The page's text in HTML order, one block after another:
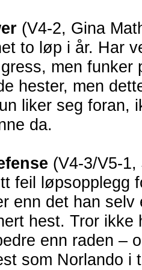
(V4-2, Gina
to løp i år. Har
men funker
hester, men
liker seg foran,
da.
(V4-3/V5-1,
feil løpsopplegg
enn det han selv
hest. Tror ikke
enn raden –
som Norlando i